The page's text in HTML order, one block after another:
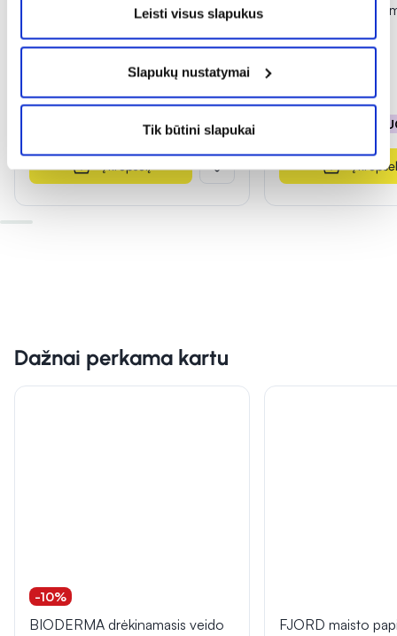
Leisti visus slapukus
Slapukų nustatymai
Tik būtini slapukai
MOISTURIZING, 500 ml
Įvertinimas 5.0 iš 5
% PAPILDOMA NUOLAIDA
Į krepšelį
PURIFYING, 500
% PAPILDOMA
Į
Dažnai perkama kartu
-10%
BIODERMA drėkinamasis veido
FJORD maisto